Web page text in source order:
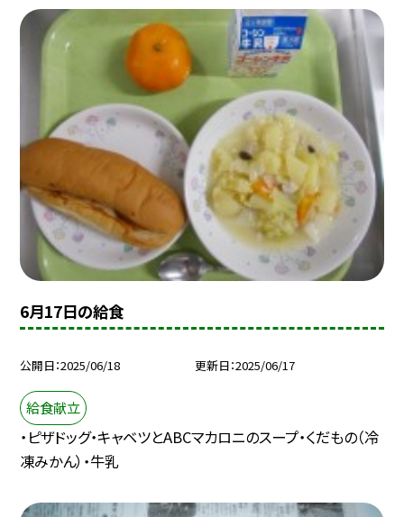
6月17日の給食
公開日 2025/06/18 更新日 2025/06/17
給食献立
・ピザドッグ・キャベツとABCマカロニのスープ・くだもの（冷
凍みかん）・牛乳